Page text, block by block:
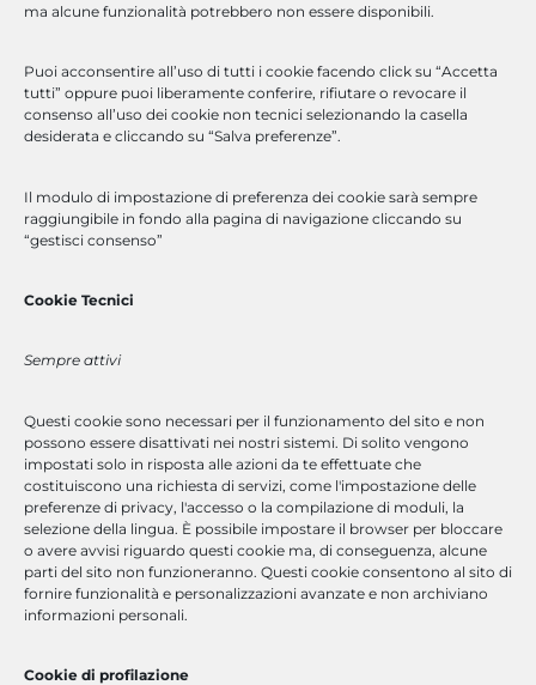
ma alcune funzionalità potrebbero non essere disponibili.
Puoi acconsentire all’uso di tutti i cookie facendo click su “Accetta
tutti” oppure puoi liberamente conferire, rifiutare o revocare il
consenso all’uso dei cookie non tecnici selezionando la casella
desiderata e cliccando su “Salva preferenze”.
Il modulo di impostazione di preferenza dei cookie sarà sempre
raggiungibile in fondo alla pagina di navigazione cliccando su
“gestisci consenso”
Cookie Tecnici
Sempre attivi
Questi cookie sono necessari per il funzionamento del sito e non
possono essere disattivati nei nostri sistemi. Di solito vengono
impostati solo in risposta alle azioni da te effettuate che
costituiscono una richiesta di servizi, come l'impostazione delle
preferenze di privacy, l'accesso o la compilazione di moduli, la
selezione della lingua. È possibile impostare il browser per bloccare
o avere avvisi riguardo questi cookie ma, di conseguenza, alcune
parti del sito non funzioneranno. Questi cookie consentono al sito di
fornire funzionalità e personalizzazioni avanzate e non archiviano
informazioni personali.
Cookie di profilazione
Optima Solutions è un’azienda di consulenza ICT che offre servizi
di formazione e sviluppo software.
Scopri di Più
Scarica la presentazione
Che tu sia un professionista con esperienza, un software
engineer o un neolaureato, abbiamo la posizione giusta per te.
Invia Candidatura
Accesso Rapido
corsi a catalogo